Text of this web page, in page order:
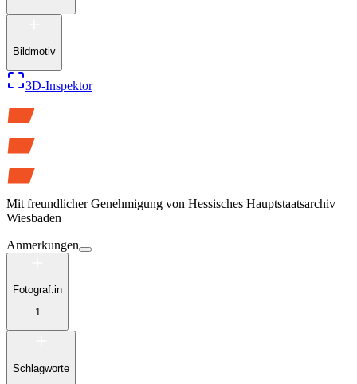
Bildmotiv
3D-Inspektor
Mit freundlicher Genehmigung von Hessisches Hauptstaatsarchiv
Wiesbaden
Anmerkungen
Fotograf:in
1
Schlagworte